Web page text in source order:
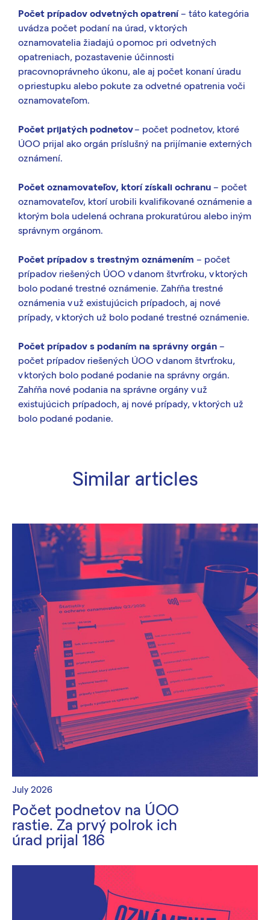
Počet prípadov odvetných opatrení– táto kategória
uvádza počet podaní na úrad, v ktorých
oznamovatelia žiadajú o pomoc pri odvetných
opatreniach, pozastavenie účinnosti
pracovnoprávneho úkonu, ale aj počet konaní úradu
o priestupku alebo pokute za odvetné opatrenia voči
oznamovateľom.
Počet prijatých podnetov– počet podnetov, ktoré
ÚOO prijal ako orgán príslušný na prijímanie externých
oznámení.
Počet oznamovateľov, ktorí získali ochranu – počet
oznamovateľov, ktorí urobili kvalifikované oznámenie a
ktorým bola udelená ochrana prokuratúrou alebo iným
správnym orgánom.
Počet prípadov s trestným oznámením – počet
prípadov riešených ÚOO v danom štvrťroku, v ktorých
bolo podané trestné oznámenie. Zahŕňa trestné
oznámenia v už existujúcich prípadoch, aj nové
prípady, v ktorých už bolo podané trestné oznámenie.
Počet prípadov s podaním na správny orgán –
počet prípadov riešených ÚOO v danom štvrťroku,
v ktorých bolo podané podanie na správny orgán.
Zahŕňa nové podania na správne orgány v už
existujúcich prípadoch, aj nové prípady, v ktorých už
bolo podané podanie.
Similar articles
July 2026
Počet podnetov na ÚOO
rastie. Za prvý polrok ich
úrad prijal 186